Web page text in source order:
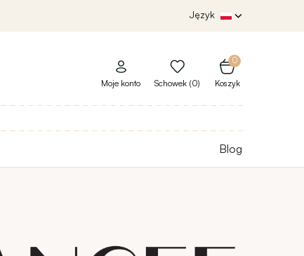
Język
0
Koszyk
Moje konto Schowek (0)
Blog